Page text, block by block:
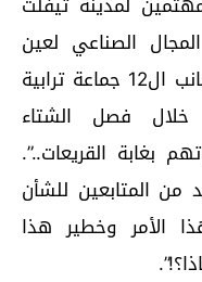
الصناعي لعين
الجوهرة ومطار سلا الرباط إلى جانب ال12 جماعة ترابية
خلال فصل الشتاء
بغابة القريعات..”.
المتابعين للشأن
الأمر وخطير هذا